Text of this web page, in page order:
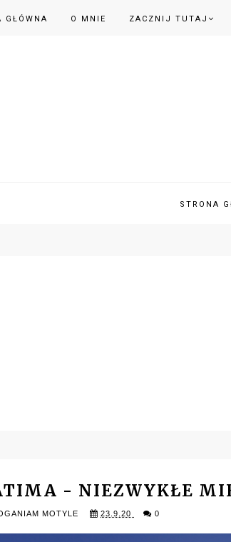
GŁÓWNA O MNIE ZACZNIJ TUTAJ
STRONA
- NIEZWYKŁE
MOTYLE 23.9.20 0